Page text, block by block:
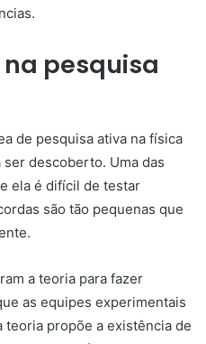
pesquisa
de pesquisa ativa na física
descoberto. Uma das
ela é difícil de testar
são tão pequenas que
a teoria para fazer
as equipes experimentais
teoria propõe a existência de